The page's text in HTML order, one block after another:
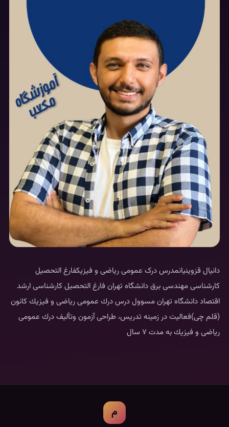
دانیال قزوینیانمدرس درک عمومی ریاضی و فیزیکفارغ التحصيل
كارشناسى مهندسى برق دانشگاه تهران فارغ التحصيل كارشناسى ارشد
اقتصاد دانشگاه تهران مسوول درس درك عمومى رياضى و فيزيك كانون
(قلم چی)فعاليت در زمينه تدريس، طراحى آزمون وتأليف درك عمومى
رياضى و فيزيك به مدت ۷ سال
م